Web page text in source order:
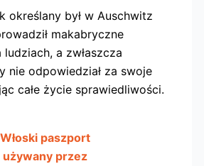
określany był w Auschwitz
makabryczne
a zwłaszcza
nie odpowiedział za swoje
całe życie sprawiedliwości.
Włoski paszport
używany przez